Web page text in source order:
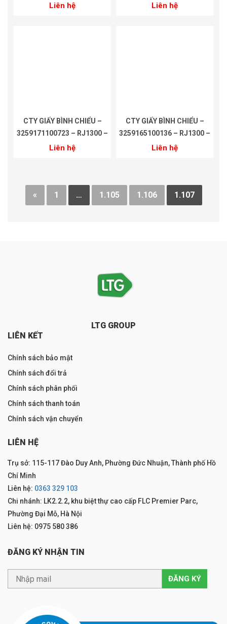
18 THÁNG
Liên hệ
RJ1200 – 18 THÁNG
Liên hệ
CTY GIẤY BÌNH CHIỂU –
3259171100723 – RJ1300 –
18 THÁNG
Liên hệ
CTY GIẤY BÌNH CHIỂU –
3259165100136 – RJ1300 –
18 THÁNG
Liên hệ
« 1 … 1.105 1.106 1.107
LTG GROUP
LIÊN KẾT
Chính sách bảo mật
Chính sách đổi trả
Chính sách phân phối
Chính sách thanh toán
Chính sách vận chuyển
LIÊN HỆ
Trụ sở: 115-117 Đào Duy Anh, Phường Đức Nhuận, Thành phố Hồ
Chí Minh
Liên hệ: 0363 329 103
Chi nhánh: LK2.2.2, khu biệt thự cao cấp FLC Premier Parc,
Phường Đại Mỗ, Hà Nội
Liên hệ: 0975 580 386
ĐĂNG KÝ NHẬN TIN